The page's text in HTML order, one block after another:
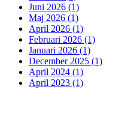
Juni 2026 (1)
Maj 2026 (1)
April 2026 (1)
Februari 2026 (1)
Januari 2026 (1)
December 2025 (1)
April 2024 (1)
April 2023 (1)